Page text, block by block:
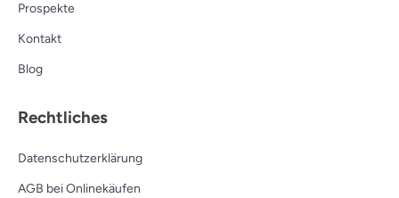
Prospekte
Kontakt
Blog
Rechtliches
Datenschutzerklärung
AGB bei Onlinekäufen